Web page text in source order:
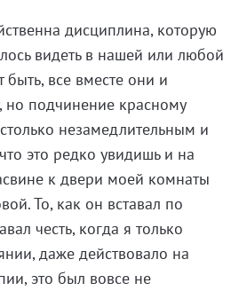
дисциплина, которую
видеть в нашей или любой
все вместе они и
но подчинение красному
незамедлительным и
это редко увидишь и на
к двери моей комнаты
То, как он вставал по
честь, когда я только
даже действовало на
это был вовсе не